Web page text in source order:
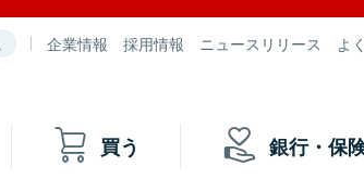
企業情報 採用情報 ニュースリリース よ
買う 銀行・保